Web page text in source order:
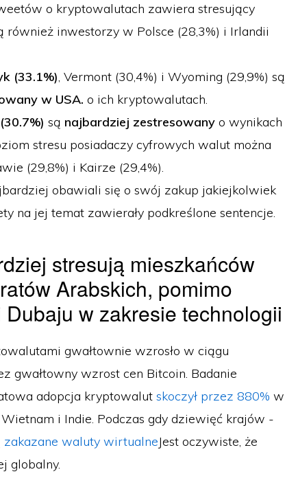
o kryptowalutach zawiera stresujący
również inwestorzy w Polsce (28,3%) i Irlandii
(33.1%), Vermont (30,4%) i Wyoming (29,9%) są
w USA. o ich kryptowalutach.
są najbardziej zestresowany o wynikach
stresu posiadaczy cyfrowych walut można
(29,8%) i Kairze (29,4%).
obawiali się o swój zakup jakiejkolwiek
na jej temat zawierały podkreślone sentencje.
stresują mieszkańców
Arabskich, pomimo
w zakresie technologii
gwałtownie wzrosło w ciągu
gwałtowny wzrost cen Bitcoin. Badanie
adopcja kryptowalut skoczył przez 880% w
i Indie. Podczas gdy dziewięć krajów -
zakazane waluty wirtualneJest oczywiste, że
globalny.